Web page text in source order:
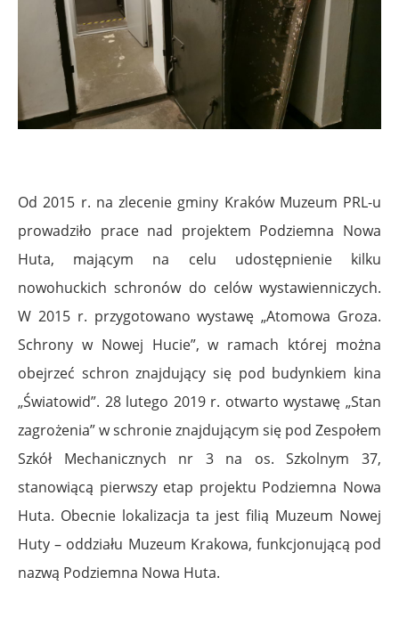
Od 2015 r. na zlecenie gminy Kraków Muzeum PRL-u
prowadziło prace nad projektem Podziemna Nowa
Huta, mającym na celu udostępnienie kilku
nowohuckich schronów do celów wystawienniczych.
W 2015 r. przygotowano wystawę „Atomowa Groza.
Schrony w Nowej Hucie”, w ramach której można
obejrzeć schron znajdujący się pod budynkiem kina
„Światowid”. 28 lutego 2019 r. otwarto wystawę „Stan
zagrożenia” w schronie znajdującym się pod Zespołem
Szkół Mechanicznych nr 3 na os. Szkolnym 37,
stanowiącą pierwszy etap projektu Podziemna Nowa
Huta. Obecnie lokalizacja ta jest filią Muzeum Nowej
Huty – oddziału Muzeum Krakowa, funkcjonującą pod
nazwą Podziemna Nowa Huta.